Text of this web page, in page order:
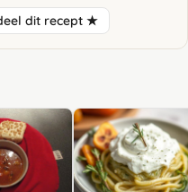
dit recept ★